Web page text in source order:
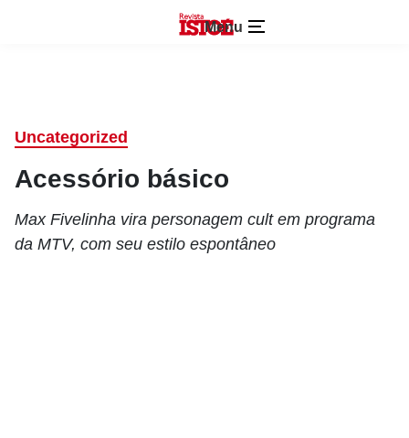
Menu
Uncategorized
Acessório básico
Max Fivelinha vira personagem cult em programa
da MTV, com seu estilo espontâneo